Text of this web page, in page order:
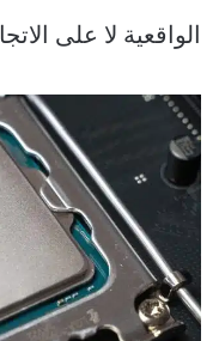
الواقعية لا على